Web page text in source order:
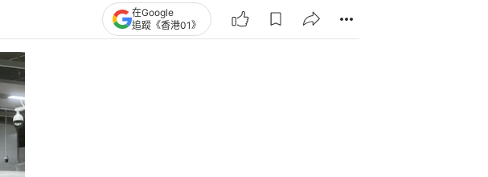
在Google
追蹤《香港01》